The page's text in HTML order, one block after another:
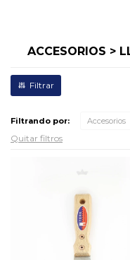
ACCESORIOS >
Filtrando por: Accesorios
Quitar filtros